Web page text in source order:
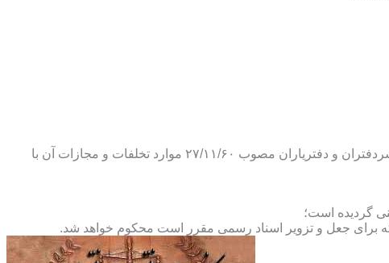
و طبق ماده ۲۹ آئین نامه های بند ۴ ماده ۶ و تبصره ۲ ماده ۶ و مواد ۱۴- ۱۷-۱۹-۲۰-۲۴-۲۸-۳۷ و ۵۳ قانون دفاتر اسناد رسمی و کانون سردفتران و دفتریاران مصوب ۲۷/۱۱/۶۰ موارد تخلفات و مجازات آن با
برای جعل و تزویر اسناد رسمی مقرر است محکوم خواهد شد.